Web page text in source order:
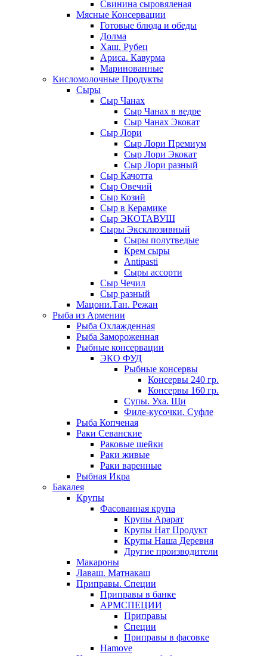
Свинина сыровяленая
Мясные Консервации
Готовые блюда и обеды
Долма
Хаш. Рубец
Ариса. Кавурма
Маринованные
Кисломолочные Продукты
Сыры
Сыр Чанах
Сыр Чанах в ведре
Сыр Чанах Экокат
Сыр Лори
Сыр Лори Премиум
Сыр Лори Экокат
Сыр Лори разный
Сыр Качотта
Сыр Овечий
Сыр Козий
Сыр в Керамике
Сыр ЭКОТАВУШ
Сыры Эксклюзивный
Сыры полутведые
Крем сыры
Antipasti
Сыры ассорти
Сыр Чечил
Сыр разный
Мацони.Тан. Режан
Рыба из Армении
Рыба Охлажденная
Рыба Замороженная
Рыбные консервации
ЭКО ФУД
Рыбные консервы
Консервы 240 гр.
Консервы 160 гр.
Супы. Уха. Щи
Филе-кусочки. Суфле
Рыба Копченая
Раки Севанские
Раковые шейки
Раки живые
Раки варенные
Рыбная Икра
Бакалея
Крупы
Фасованная крупа
Крупы Арарат
Крупы Нат Продукт
Крупы Наша Деревня
Другие производители
Макароны
Лаваш. Матнакаш
Приправы. Специи
Приправы в банке
АРМСПЕЦИИ
Приправы
Специи
Приправы в фасовке
Hamove